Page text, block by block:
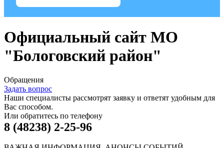
Официальный сайт МО
"Бологовский район"
Обращения
Задать вопрос
Наши специалисты рассмотрят заявку и ответят удобным для
Вас способом.
Или обратитесь по телефону
8 (48238) 2-25-96